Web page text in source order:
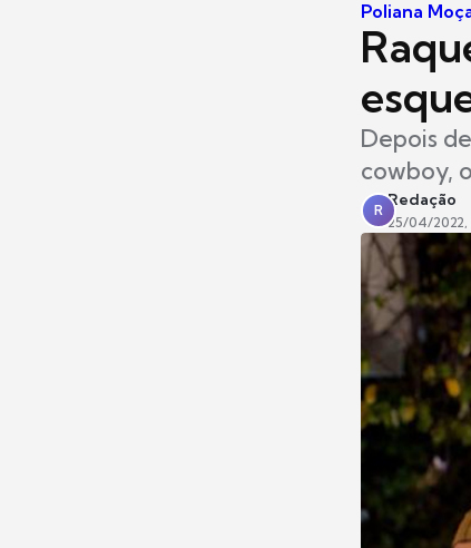
Poliana
Depois
cowboy,
R
Redação
25/04/2022,